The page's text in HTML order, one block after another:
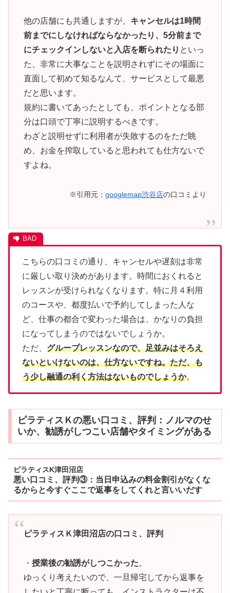
他の店舗にも共通しますが、 キャンセルは1時間
前までにしなければならなかったり、5分前まで
にチェックインしないと入店を断られたり といっ
た、非常に大事なことを説明されずにその場面に
直面して初めて知るなんて、サービスとして最悪
だと思います。
規約に書いてあったとしても、ポイントとなる部
分は口頭で丁寧に説明するべきです。
わざと説明せずに利用者が失敗するのをただ眺
め、お金を搾取していると思われても仕方ないで
すよね。
※引用元：googlemap渋谷店の口コミより
こちらの口コミの通り、キャンセルや遅刻は非常
に厳しい取り決めがあります。時間におくれると
レッスンが受けられなくなります。特に月４利用
のコースや、都度払いで予約してしまった人な
ど、仕事の都合で変わった場合は、かなりの負担
になってしまうのではないでしょうか。
ただ、 グループレッスンなので、足並みはそろえ
ないといけないのは、仕方ないですね。ただ、も
う少し融通の利く方法はないものでしょうか。
ピラティスＫの悪い口コミ、評判：ノルマのせ
いか、勧誘がしつこい店舗やタイミングがある
ピラティスK津田沼店
悪い口コミ、評判③：当日申込みの料金割引がなくな
るからと今すぐここで返事をしてくれと言いいだす
ピラティスＫ津田沼店の口コミ、評判
・ 授業後の勧誘がしつこかった。
ゆっくり考えたいので、一旦帰宅してから返事を